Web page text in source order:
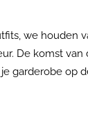
we houden
De komst van
garderobe op